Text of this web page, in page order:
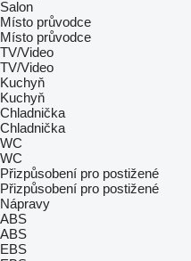
Salon
Místo průvodce
Místo průvodce
TV/Video
TV/Video
Kuchyň
Kuchyň
Chladnička
Chladnička
WC
WC
Přizpůsobení pro postižené
Přizpůsobení pro postižené
Nápravy
ABS
ABS
EBS